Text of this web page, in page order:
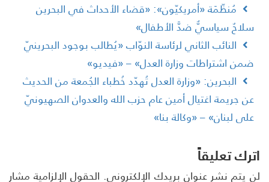
مُنظّمَة «أمريكيّون»: «قضاء الأحداث في البحرين
سياسيٌّ ضدَّ الأطفال»
النائب الثاني لرئاسة النوّاب «يُطالب بوجود البحرينيّ
اشتراطات وزارة العدل» – «فيديو»
البحرين: «وزارة العدل تُهدّد خُطباء الجُمعة من الحديث
جريمة اغتيال أمين عام حزب الله والعدوان الصهيونيّ
لبنان» – «وكالة بنا»
تعليقاً
يتم نشر عنوان بريدك الإلكتروني. الحقول الإلزامية مشار